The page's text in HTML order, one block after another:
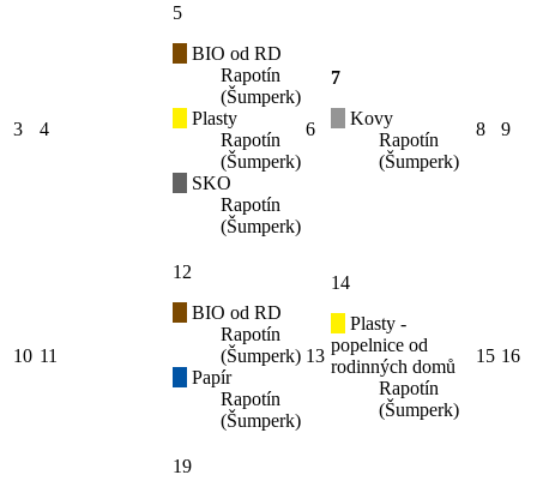
3 4
5
BIO od RD
Rapotín
(Šumperk)
Plasty
Rapotín
(Šumperk)
SKO
Rapotín
(Šumperk)
6
7
Kovy
Rapotín
(Šumperk)
8 9
10 11
12
BIO od RD
Rapotín
(Šumperk)
Papír
Rapotín
(Šumperk)
13
14
Plasty -
popelnice od
rodinných domů
Rapotín
(Šumperk)
15 16
19